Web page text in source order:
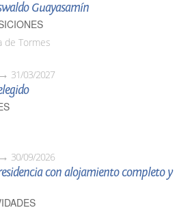
Guayasamín
de Tormes
31/03/2027
30/09/2026
con alojamiento completo y